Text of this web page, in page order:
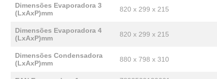
Dimensões Evaporadora 3
(LxAxP)mm
820 x 299 x 215
Dimensões Evaporadora 4
(LxAxP)mm
820 x 299 x 215
Dimensões Condensadora
(LxAxP)mm
880 x 798 x 310